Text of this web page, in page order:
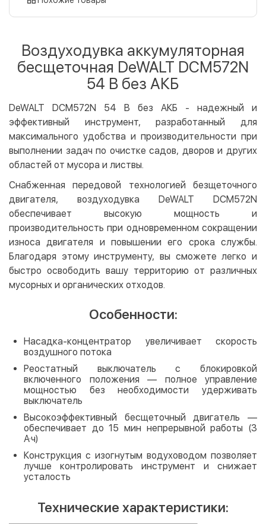
LiqPay
Apple Pay
Безналичный расчет
Оплата на карту юр.лица
Бесплатно
Кредит
Мгновенная рассрочка (Приватбанк)
Оплата частями (Приватбанк)
Покупка частями (Монобанк)
Воздуходувка аккумуляторная
бесщеточная DeWALT DCM572N
54 В без АКБ
DeWALT DCM572N 54 В без АКБ - надежный и
эффективный инструмент, разработанный для
максимального удобства и производительности при
выполнении задач по очистке садов, дворов и других
областей от мусора и листвы.
Снабженная передовой технологией безщеточного
двигателя, воздуходувка DeWALT DCM572N
обеспечивает высокую мощность и
производительность при одновременном сокращении
износа двигателя и повышении его срока службы.
Благодаря этому инструменту, вы сможете легко и
быстро освободить вашу территорию от различных
мусорных и органических отходов.
Особенности:
Насадка-концентратор увеличивает скорость
воздушного потока
Реостатный выключатель с блокировкой
включенного положения — полное управление
мощностью без необходимости удерживать
выключатель
Высокоэффективный бесщеточный двигатель —
обеспечивает до 15 мин непрерывной работы (3
А·ч)
Конструкция с изогнутым водуховодом позволяет
лучше контролировать инструмент и снижает
усталость
Технические характеристики: